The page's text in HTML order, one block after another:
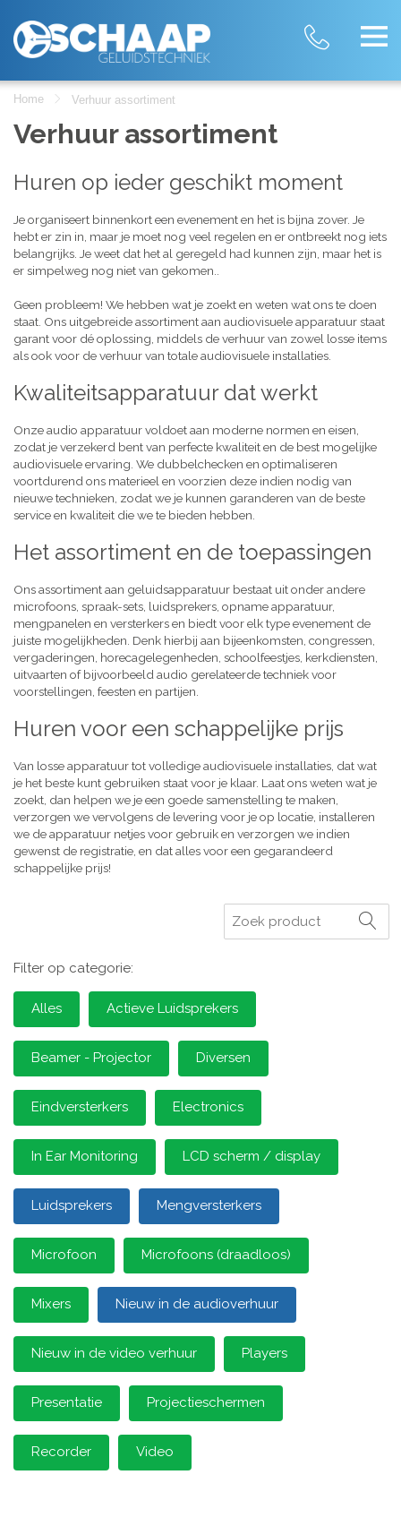
Home Verhuur assortiment
Verhuur assortiment
Huren op ieder geschikt moment
Je organiseert binnenkort een evenement en het is bijna zover. Je
hebt er zin in, maar je moet nog veel regelen en er ontbreekt nog iets
belangrijks. Je weet dat het al geregeld had kunnen zijn, maar het is
er simpelweg nog niet van gekomen..
Geen probleem! We hebben wat je zoekt en weten wat ons te doen
staat. Ons uitgebreide assortiment aan audiovisuele apparatuur staat
garant voor dé oplossing, middels de verhuur van zowel losse items
als ook voor de verhuur van totale audiovisuele installaties.
Kwaliteitsapparatuur dat werkt
Onze audio apparatuur voldoet aan moderne normen en eisen,
zodat je verzekerd bent van perfecte kwaliteit en de best mogelijke
audiovisuele ervaring. We dubbelchecken en optimaliseren
voortdurend ons materieel en voorzien deze indien nodig van
nieuwe technieken, zodat we je kunnen garanderen van de beste
service en kwaliteit die we te bieden hebben.
Het assortiment en de toepassingen
Ons assortiment aan geluidsapparatuur bestaat uit onder andere
microfoons, spraak-sets, luidsprekers, opname apparatuur,
mengpanelen en versterkers en biedt voor elk type evenement de
juiste mogelijkheden. Denk hierbij aan bijeenkomsten, congressen,
vergaderingen, horecagelegenheden, schoolfeestjes, kerkdiensten,
uitvaarten of bijvoorbeeld audio gerelateerde techniek voor
voorstellingen, feesten en partijen.
Huren voor een schappelijke prijs
Van losse apparatuur tot volledige audiovisuele installaties, dat wat
je het beste kunt gebruiken staat voor je klaar. Laat ons weten wat je
zoekt, dan helpen we je een goede samenstelling te maken,
verzorgen we vervolgens de levering voor je op locatie, installeren
we de apparatuur netjes voor gebruik en verzorgen we indien
gewenst de registratie, en dat alles voor een gegarandeerd
schappelijke prijs!
Zoeken
Filter op categorie:
Alles Actieve Luidsprekers
Beamer - Projector Diversen
Eindversterkers Electronics
In Ear Monitoring LCD scherm / display
Luidsprekers Mengversterkers
Microfoon Microfoons (draadloos)
Mixers Nieuw in de audioverhuur
Nieuw in de video verhuur Players
Presentatie Projectieschermen
Recorder Video